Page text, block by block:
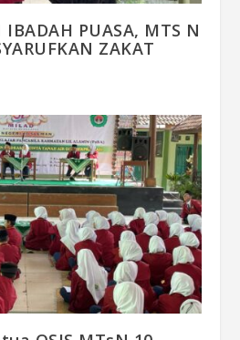
IBADAH PUASA, MTS N
ZAKAT